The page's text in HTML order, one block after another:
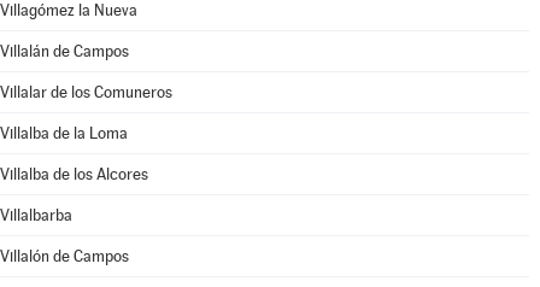
Villagómez la Nueva
Villalán de Campos
Villalar de los Comuneros
Villalba de la Loma
Villalba de los Alcores
Villalbarba
Villalón de Campos